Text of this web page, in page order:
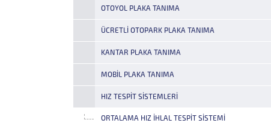
OTOYOL PLAKA TANIMA
ÜCRETLI OTOPARK PLAKA TANIMA
KANTAR PLAKA TANIMA
MOBIL PLAKA TANIMA
HIZ TESPIT SISTEMLERI
ORTALAMA HIZ İHLAL TESPIT SISTEMI